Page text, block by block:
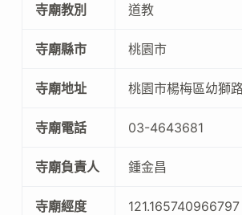
寺廟教別 道教
寺廟縣市 桃園市
寺廟地址 桃園市楊梅區幼獅
寺廟電話 03-4643681
寺廟負責人 鍾金昌
寺廟經度 121.165740966797